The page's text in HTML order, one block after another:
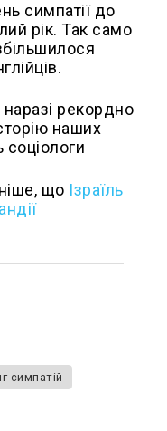
симпатії до
рік. Так само
рекордно
наших
що Ізраїль
симпатій